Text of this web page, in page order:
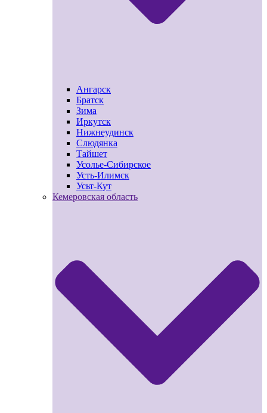
Ангарск
Братск
Зима
Иркутск
Нижнеудинск
Слюдянка
Тайшет
Усолье-Сибирское
Усть-Илимск
Усьт-Кут
Кемеровская область